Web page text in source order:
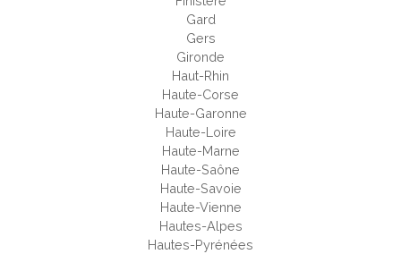
Gard
Gers
Gironde
Haut-Rhin
Haute-Corse
Haute-Garonne
Haute-Loire
Haute-Marne
Haute-Saône
Haute-Savoie
Haute-Vienne
Hautes-Alpes
Hautes-Pyrénées